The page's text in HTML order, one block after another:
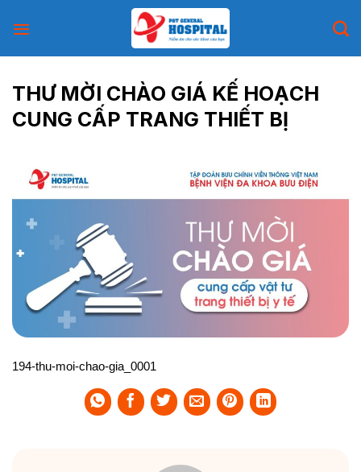
THƯ MỜI CHÀO GIÁ KẾ HOẠCH
CUNG CẤP TRANG THIẾT BỊ
194-thu-moi-chao-gia_0001